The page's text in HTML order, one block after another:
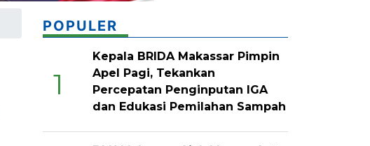
POPULER
1
Kepala BRIDA Makassar Pimpin
Apel Pagi, Tekankan
Percepatan Penginputan IGA
dan Edukasi Pemilahan Sampah